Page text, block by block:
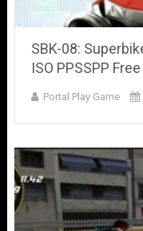
SBK-08:
ISO PPSSPP
Portal Play Game